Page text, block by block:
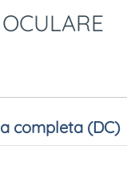
completa (DC)